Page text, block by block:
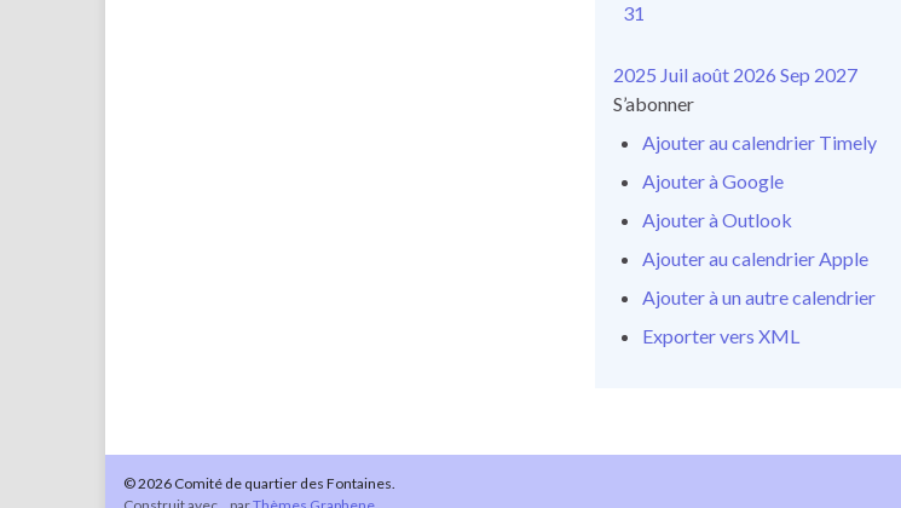
31
2025 Juil août 2026 Sep 2027
S’abonner
Ajouter au calendrier Timely
Ajouter à Google
Ajouter à Outlook
Ajouter au calendrier Apple
Ajouter à un autre calendrier
Exporter vers XML
© 2026 Comité de quartier des Fontaines.